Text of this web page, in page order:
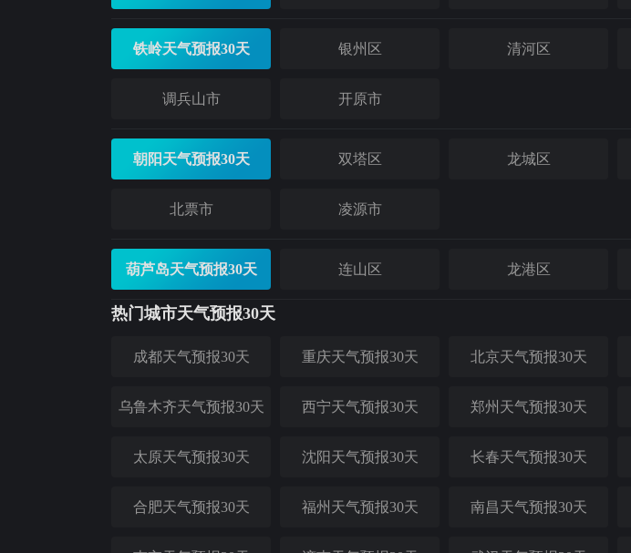
铁岭天气预报30天 银州区 清河区
调兵山市 开原市
朝阳天气预报30天 双塔区 龙城区
北票市 凌源市
葫芦岛天气预报30天 连山区 龙港区
热门城市天气预报30天
成都天气预报30天 重庆天气预报30天 北京天气预报30天
乌鲁木齐天气预报30天 西宁天气预报30天 郑州天气预报30天
太原天气预报30天 沈阳天气预报30天 长春天气预报30天
合肥天气预报30天 福州天气预报30天 南昌天气预报30天